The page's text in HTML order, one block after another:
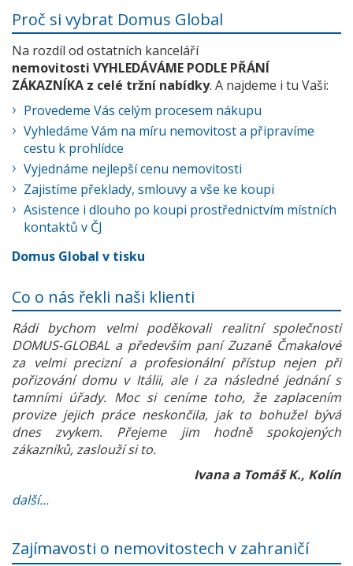
Proč si vybrat Domus Global
Na rozdíl od ostatních kanceláří
nemovitosti VYHLEDÁVÁME PODLE PŘÁNÍ
ZÁKAZNÍKA z celé tržní nabídky. A najdeme i tu Vaši:
Provedeme Vás celým procesem nákupu
Vyhledáme Vám na míru nemovitost a připravíme
cestu k prohlídce
Vyjednáme nejlepší cenu nemovitosti
Zajistíme překlady, smlouvy a vše ke koupi
Asistence i dlouho po koupi prostřednictvím místních
kontaktů v ČJ
Domus Global v tisku
Co o nás řekli naši klienti
Rádi bychom velmi poděkovali realitní společnosti
DOMUS-GLOBAL a především paní Zuzaně Čmakalové
za velmi precizní a profesionální přístup nejen při
pořizování domu v Itálii, ale i za následné jednání s
tamními úřady. Moc si ceníme toho, že zaplacením
provize jejich práce neskončila, jak to bohužel bývá
dnes zvykem. Přejeme jim hodně spokojených
zákazníků, zaslouží si to.
Ivana a Tomáš K., Kolín
další...
Zajímavosti o nemovitostech v zahraničí